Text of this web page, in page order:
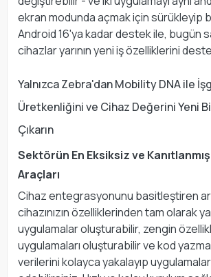
ekran modunda açmak için sürükleyip
Android 16'ya kadar destek ile, bugün
cihazlar yarının yeni iş özelliklerini
Yalnızca Zebra'dan Mobility DNA ile
Üretkenliğini ve Cihaz Değerini Yeni
Çıkarın
Sektörün En Eksiksiz ve Kanıtlanmış
Araçları
Cihaz entegrasyonunu basitleştiren
cihazınızın özelliklerinden tam olarak
uygulamalar oluşturabilir, zengin
uygulamaları oluşturabilir ve kod
verilerini kolayca yakalayıp